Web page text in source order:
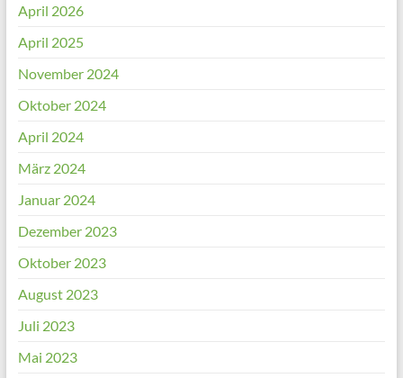
April 2026
April 2025
November 2024
Oktober 2024
April 2024
März 2024
Januar 2024
Dezember 2023
Oktober 2023
August 2023
Juli 2023
Mai 2023